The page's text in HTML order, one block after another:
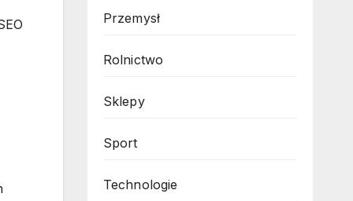
Przemysł
Rolnictwo
Sklepy
Sport
Technologie